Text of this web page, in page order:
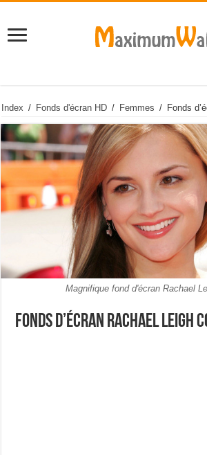
Index / Fonds d'écran HD / Femmes / Fonds
Magnifique fond d'écran Rachael
Fonds d’écran Rachael Leigh